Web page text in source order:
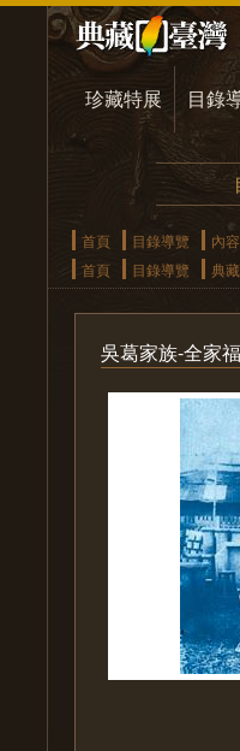
珍藏特展 目錄
首頁 目錄導覽 內
首頁
目錄導覽 典
吳葛家族-全家福